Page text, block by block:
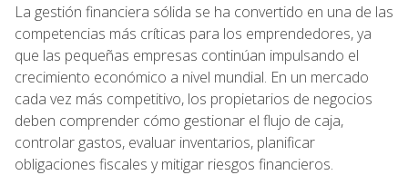
La gestión financiera sólida se ha convertido en una de las
competencias más críticas para los emprendedores, ya
que las pequeñas empresas continúan impulsando el
crecimiento económico a nivel mundial. En un mercado
cada vez más competitivo, los propietarios de negocios
deben comprender cómo gestionar el flujo de caja,
controlar gastos, evaluar inventarios, planificar
obligaciones fiscales y mitigar riesgos financieros.